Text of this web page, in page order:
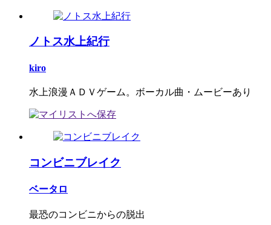
ノトス水上紀行
kiro
水上浪漫ＡＤＶゲーム。ボーカル曲・ムービーあり
コンビニブレイク
ベータロ
最恐のコンビニからの脱出